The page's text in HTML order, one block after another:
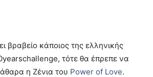
βραβείο κάποιος της ελληνικής
τότε θα έπρεπε να
η Ζένια του Power of Love.